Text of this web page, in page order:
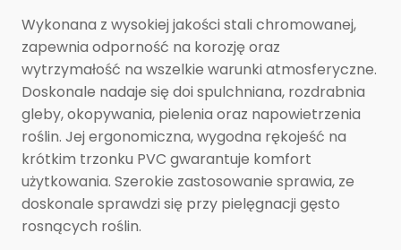
Wykonana z wysokiej jakości stali chromowanej,
zapewnia odporność na korozję oraz
wytrzymałość na wszelkie warunki atmosferyczne.
Doskonale nadaje się doi spulchniana, rozdrabnia
gleby, okopywania, pielenia oraz napowietrzenia
roślin. Jej ergonomiczna, wygodna rękojeść na
krótkim trzonku PVC gwarantuje komfort
użytkowania. Szerokie zastosowanie sprawia, ze
doskonale sprawdzi się przy pielęgnacji gęsto
rosnących roślin.